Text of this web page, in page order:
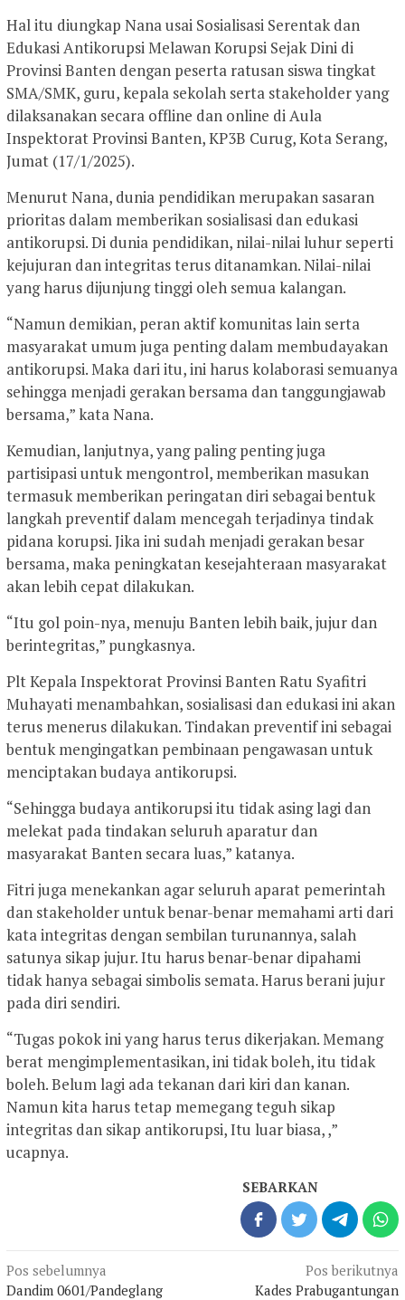
Hal itu diungkap Nana usai Sosialisasi Serentak dan
Edukasi Antikorupsi Melawan Korupsi Sejak Dini di
Provinsi Banten dengan peserta ratusan siswa tingkat
SMA/SMK, guru, kepala sekolah serta stakeholder yang
dilaksanakan secara offline dan online di Aula
Inspektorat Provinsi Banten, KP3B Curug, Kota Serang,
Jumat (17/1/2025).
Menurut Nana, dunia pendidikan merupakan sasaran
prioritas dalam memberikan sosialisasi dan edukasi
antikorupsi. Di dunia pendidikan, nilai-nilai luhur seperti
kejujuran dan integritas terus ditanamkan. Nilai-nilai
yang harus dijunjung tinggi oleh semua kalangan.
“Namun demikian, peran aktif komunitas lain serta
masyarakat umum juga penting dalam membudayakan
antikorupsi. Maka dari itu, ini harus kolaborasi semuanya
sehingga menjadi gerakan bersama dan tanggungjawab
bersama,” kata Nana.
Kemudian, lanjutnya, yang paling penting juga
partisipasi untuk mengontrol, memberikan masukan
termasuk memberikan peringatan diri sebagai bentuk
langkah preventif dalam mencegah terjadinya tindak
pidana korupsi. Jika ini sudah menjadi gerakan besar
bersama, maka peningkatan kesejahteraan masyarakat
akan lebih cepat dilakukan.
“Itu gol poin-nya, menuju Banten lebih baik, jujur dan
berintegritas,” pungkasnya.
Plt Kepala Inspektorat Provinsi Banten Ratu Syafitri
Muhayati menambahkan, sosialisasi dan edukasi ini akan
terus menerus dilakukan. Tindakan preventif ini sebagai
bentuk mengingatkan pembinaan pengawasan untuk
menciptakan budaya antikorupsi.
“Sehingga budaya antikorupsi itu tidak asing lagi dan
melekat pada tindakan seluruh aparatur dan
masyarakat Banten secara luas,” katanya.
Fitri juga menekankan agar seluruh aparat pemerintah
dan stakeholder untuk benar-benar memahami arti dari
kata integritas dengan sembilan turunannya, salah
satunya sikap jujur. Itu harus benar-benar dipahami
tidak hanya sebagai simbolis semata. Harus berani jujur
pada diri sendiri.
“Tugas pokok ini yang harus terus dikerjakan. Memang
berat mengimplementasikan, ini tidak boleh, itu tidak
boleh. Belum lagi ada tekanan dari kiri dan kanan.
Namun kita harus tetap memegang teguh sikap
integritas dan sikap antikorupsi, Itu luar biasa, ,”
ucapnya.
SEBARKAN
Navigasi
Pos sebelumnya
Dandim 0601/Pandeglang
Pos berikutnya
Kades Prabugantungan